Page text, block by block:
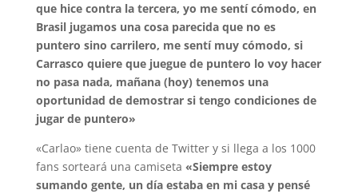
que hice contra la tercera, yo me sentí cómodo, en
Brasil jugamos una cosa parecida que no es
puntero sino carrilero, me sentí muy cómodo, si
Carrasco quiere que juegue de puntero lo voy hacer
no pasa nada, mañana (hoy) tenemos una
oportunidad de demostrar si tengo condiciones de
jugar de puntero»
«Carlao» tiene cuenta de Twitter y si llega a los 1000
fans sorteará una camiseta «Siempre estoy
sumando gente, un día estaba en mi casa y pensé